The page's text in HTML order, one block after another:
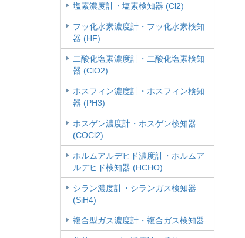
塩素濃度計・塩素検知器 (Cl2)
フッ化水素濃度計・フッ化水素検知
器 (HF)
二酸化塩素濃度計・二酸化塩素検知
器 (ClO2)
ホスフィン濃度計・ホスフィン検知
器 (PH3)
ホスゲン濃度計・ホスゲン検知器
(COCl2)
ホルムアルデヒド濃度計・ホルムア
ルデヒド検知器 (HCHO)
シラン濃度計・シランガス検知器
(SiH4)
複合型ガス濃度計・複合ガス検知器